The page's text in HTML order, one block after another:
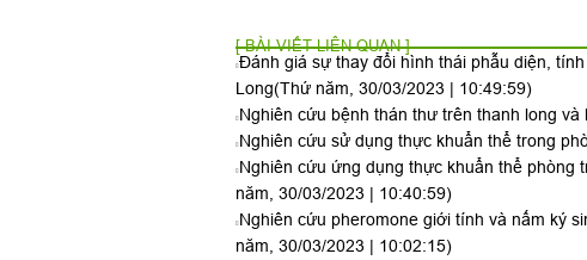
[ BÀI VIẾT LIÊN QUAN ]
Đánh giá sự thay đổi hình thái phẫu diện,
Long(Thứ năm, 30/03/2023 | 10:49:59)
Nghiên cứu bệnh thán thư trên thanh long
Nghiên cứu sử dụng thực khuẩn thể trong
Nghiên cứu ứng dụng thực khuẩn thể phòng
năm, 30/03/2023 | 10:40:59)
Nghiên cứu pheromone giới tính và nấm ký
năm, 30/03/2023 | 10:02:15)